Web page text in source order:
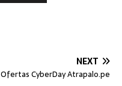
NEXT
Ofertas CyberDay Atrapalo.pe